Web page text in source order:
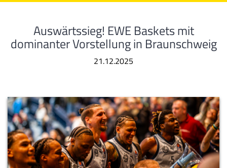
Auswärtssieg! EWE Baskets mit
dominanter Vorstellung in Braunschweig
21.12.2025